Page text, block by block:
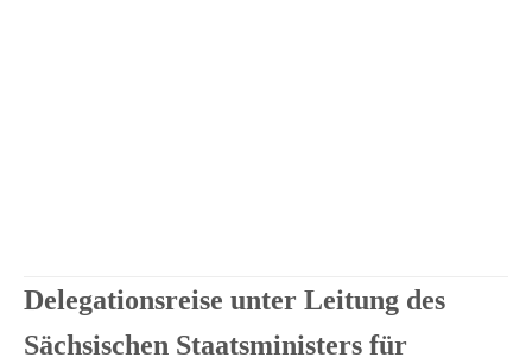
Delegationsreise unter Leitung des
Sächsischen Staatsministers für